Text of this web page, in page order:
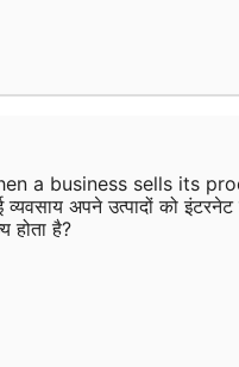
a business sells its
अपने उत्पादों को इंटरनेट
होता है?